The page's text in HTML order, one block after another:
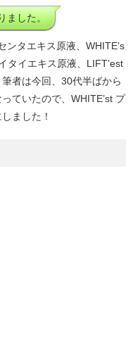
ました。
ンタエキス原液、WHITE’s
タイエキス原液、LIFT’est
者は今回、30代半ばから
ていたので、WHITE’st プ
ました！